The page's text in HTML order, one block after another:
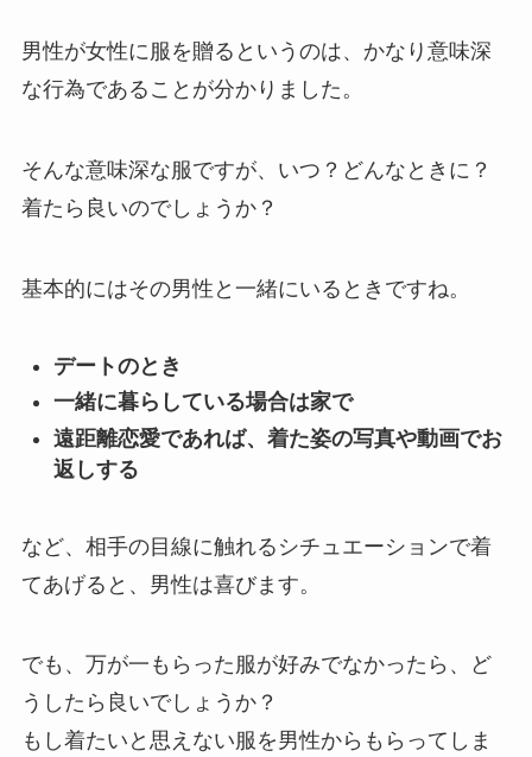
男性が女性に服を贈るというのは、かなり意味深
な行為であることが分かりました。
そんな意味深な服ですが、いつ？どんなときに？
着たら良いのでしょうか？
基本的にはその男性と一緒にいるときですね。
デートのとき
一緒に暮らしている場合は家で
遠距離恋愛であれば、着た姿の写真や動画でお
返しする
など、相手の目線に触れるシチュエーションで着
てあげると、男性は喜びます。
でも、万が一もらった服が好みでなかったら、ど
うしたら良いでしょうか？
もし着たいと思えない服を男性からもらってしま